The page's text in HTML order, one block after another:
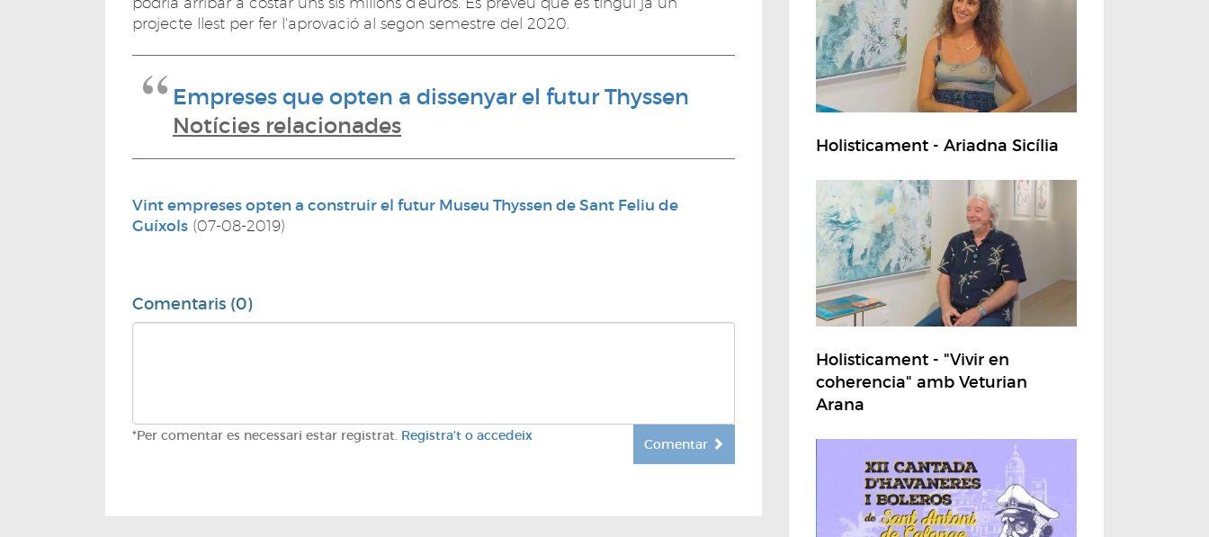
projecte llest per fer l'aprovació al segon semestre del 2020.
Empreses que opten a dissenyar el futur Thyssen
Notícies relacionades
Vint empreses opten a construir el futur Museu Thyssen de Sant Feliu de
Guíxols (07-08-2019)
Comentaris (0)
*Per comentar es necessari estar registrat. Registra't o accedeix
Comentar
Holisticament - Ariadna Sicília
Holisticament - "Vivir en
coherencia" amb Veturian
Arana